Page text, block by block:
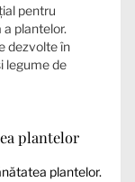
pentru
plantelor.
dezvolte în
legume de
plantelor
plantelor.